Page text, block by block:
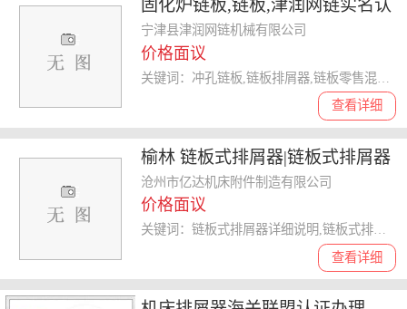
固化炉链板,链板,津润网链实名认
证
宁津县津润网链机械有限公司
价格面议
查看详细
关键词：冲孔链板,链板排屑器,链板零售混批,链板
榆林 链板式排屑器|链板式排屑器
详细说明|沧州亿达
沧州市亿达机床附件制造有限公司
价格面议
查看详细
关键词：链板式排屑器详细说明,链板式排屑器商,链板式排屑器配件,链板式排屑器